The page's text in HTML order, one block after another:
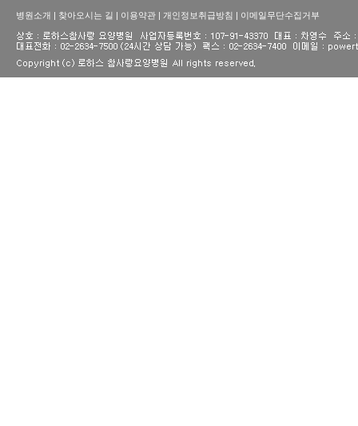
병원소개 | 찾아오시는 길 | 이용약관 | 개인정보취급방침 | 이메일무단수집거부